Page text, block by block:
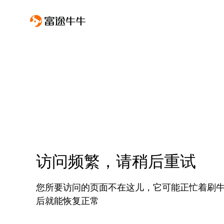
访问频繁，请稍后重试
您所要访问的页面不在这儿，它可能正忙着刷
后就能恢复正常